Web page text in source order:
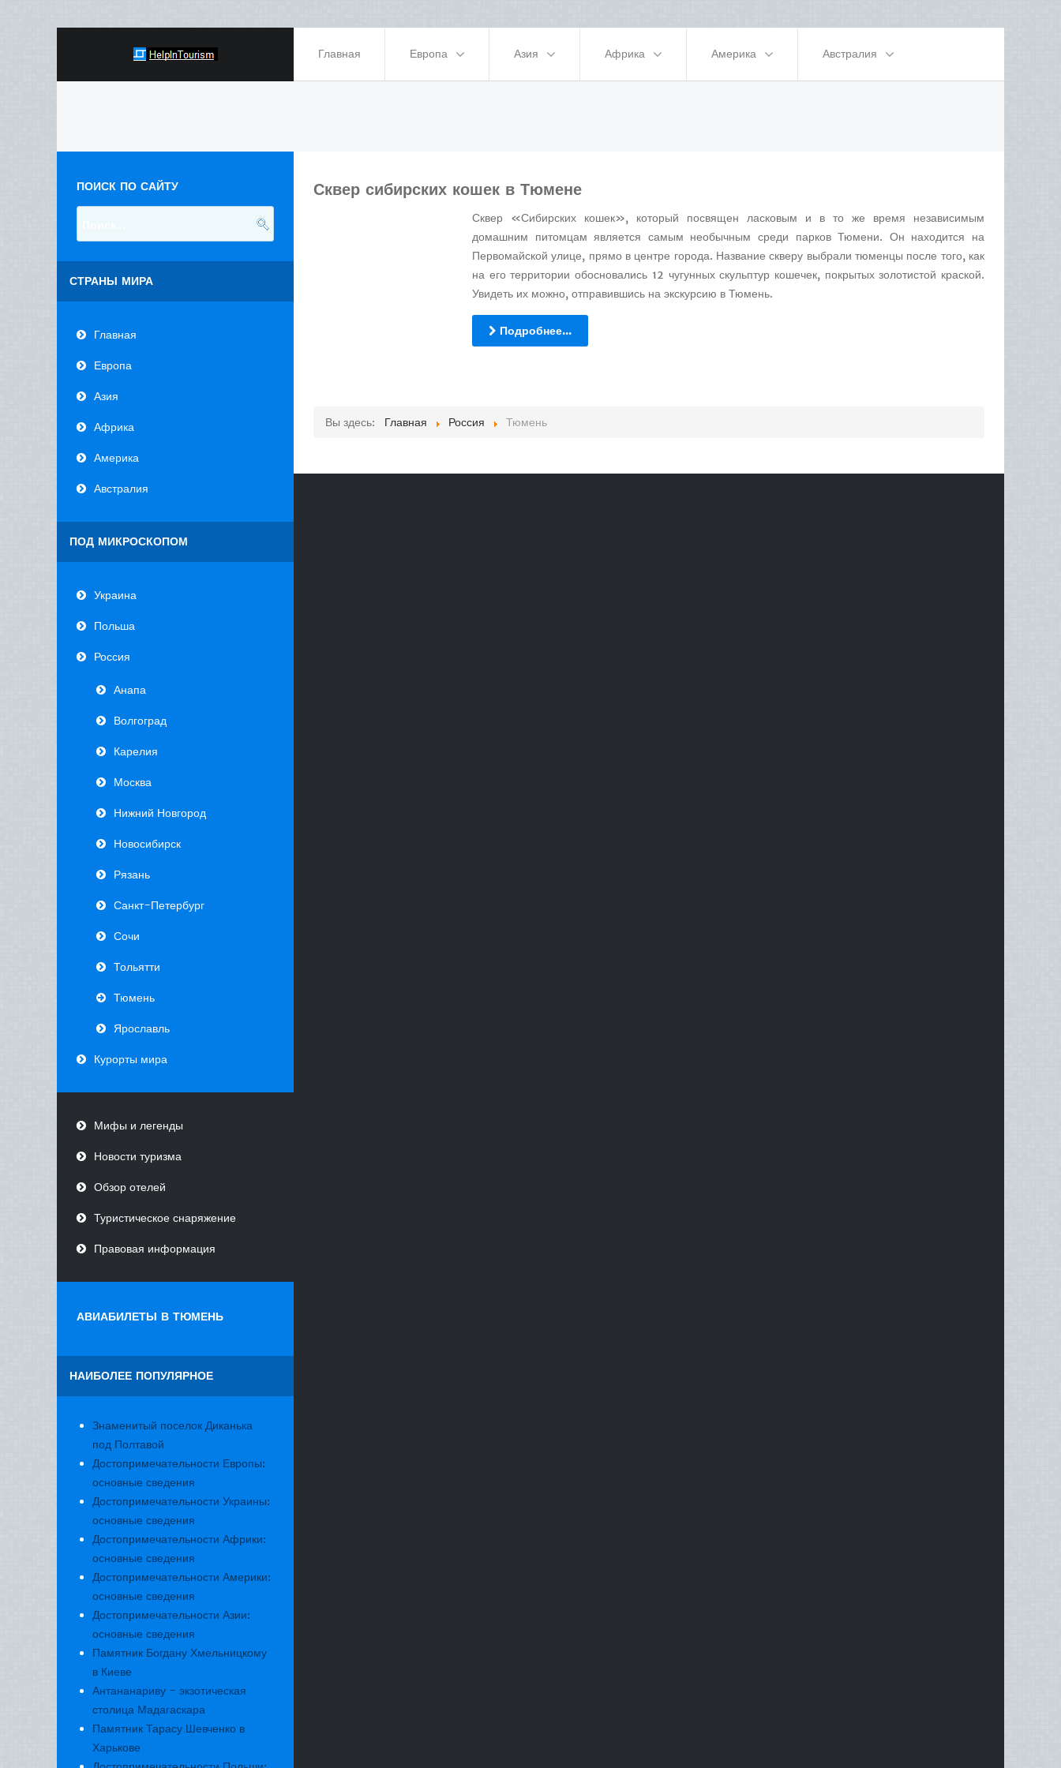
Главная Европа Азия Африка Америка Австралия
Сквер сибирских кошек в Тюмене
Сквер «Сибирских кошек», который посвящен ласковым и в то же время независимым
домашним питомцам является самым необычным среди парков Тюмени. Он находится на
Первомайской улице, прямо в центре города. Название скверу выбрали тюменцы после того, как
на его территории обосновались 12 чугунных скульптур кошечек, покрытых золотистой краской.
Увидеть их можно, отправившись на экскурсию в Тюмень.
Подробнее...
Вы здесь: Главная Россия Тюмень
ПОИСК ПО САЙТУ
СТРАНЫ МИРА
Главная
Европа
Азия
Африка
Америка
Австралия
ПОД МИКРОСКОПОМ
Украина
Польша
Россия
Анапа
Волгоград
Карелия
Москва
Нижний Новгород
Новосибирск
Рязань
Санкт-Петербург
Сочи
Тольятти
Тюмень
Ярославль
Курорты мира
Мифы и легенды
Новости туризма
Обзор отелей
Туристическое снаряжение
Правовая информация
АВИАБИЛЕТЫ В ТЮМЕНЬ
НАИБОЛЕЕ ПОПУЛЯРНОЕ
Знаменитый поселок Диканька
под Полтавой
Достопримечательности Европы:
основные сведения
Достопримечательности Украины:
основные сведения
Достопримечательности Африки:
основные сведения
Достопримечательности Америки:
основные сведения
Достопримечательности Азии:
основные сведения
Памятник Богдану Хмельницкому
в Киеве
Антананариву - экзотическая
столица Мадагаскара
Памятник Тарасу Шевченко в
Харькове